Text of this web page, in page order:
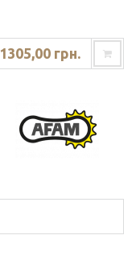
1305,00 грн.